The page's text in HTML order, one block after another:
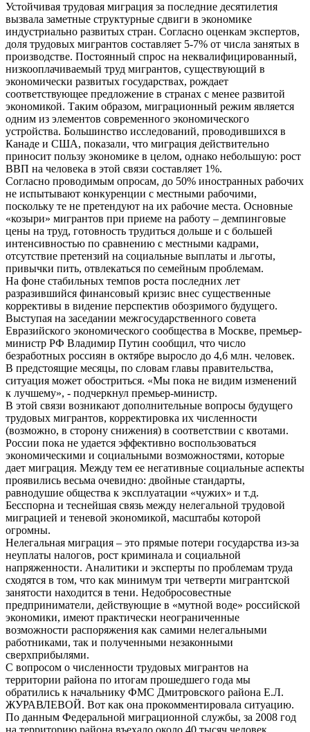
Устойчивая трудовая миграция за последние десятилетия
вызвала заметные структурные сдвиги в экономике
индустриально развитых стран. Согласно оценкам экспертов,
доля трудовых мигрантов составляет 5-7% от числа занятых в
производстве. Постоянный спрос на неквалифицированный,
низкооплачиваемый труд мигрантов, существующий в
экономически развитых государствах, рождает
соответствующее предложение в странах с менее развитой
экономикой. Таким образом, миграционный режим является
одним из элементов современного экономического
устройства. Большинство исследований, проводившихся в
Канаде и США, показали, что миграция действительно
приносит пользу экономике в целом, однако небольшую: рост
ВВП на человека в этой связи составляет 1%.
Согласно проводимым опросам, до 50% иностранных рабочих
не испытывают конкуренции с местными рабочими,
поскольку те не претендуют на их рабочие места. Основные
«козыри» мигрантов при приеме на работу – демпинговые
цены на труд, готовность трудиться дольше и с большей
интенсивностью по сравнению с местными кадрами,
отсутствие претензий на социальные выплаты и льготы,
привычки пить, отвлекаться по семейным проблемам.
На фоне стабильных темпов роста последних лет
разразившийся финансовый кризис внес существенные
коррективы в видение перспектив обозримого будущего.
Выступая на заседании межгосударственного совета
Евразийского экономического сообщества в Москве, премьер-
министр РФ Владимир Путин сообщил, что число
безработных россиян в октябре выросло до 4,6 млн. человек.
В предстоящие месяцы, по словам главы правительства,
ситуация может обостриться. «Мы пока не видим изменений
к лучшему», - подчеркнул премьер-министр.
В этой связи возникают дополнительные вопросы будущего
трудовых мигрантов, корректировка их численности
(возможно, в сторону снижения) в соответствии с квотами.
России пока не удается эффективно воспользоваться
экономическими и социальными возможностями, которые
дает миграция. Между тем ее негативные социальные аспекты
проявились весьма очевидно: двойные стандарты,
равнодушие общества к эксплуатации «чужих» и т.д.
Бесспорна и теснейшая связь между нелегальной трудовой
миграцией и теневой экономикой, масштабы которой
огромны.
Нелегальная миграция – это прямые потери государства из-за
неуплаты налогов, рост криминала и социальной
напряженности. Аналитики и эксперты по проблемам труда
сходятся в том, что как минимум три четверти мигрантской
занятости находится в тени. Недобросовестные
предприниматели, действующие в «мутной воде» российской
экономики, имеют практически неограниченные
возможности распоряжения как самими нелегальными
работниками, так и полученными незаконными
сверхприбылями.
С вопросом о численности трудовых мигрантов на
территории района по итогам прошедшего года мы
обратились к начальнику ФМС Дмитровского района Е.Л.
ЖУРАВЛЕВОЙ. Вот как она прокомментировала ситуацию.
По данным Федеральной миграционной службы, за 2008 год